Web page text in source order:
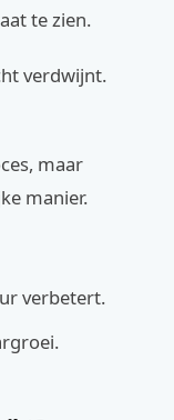
te zien.
verdwijnt.
maar
manier.
verbetert.